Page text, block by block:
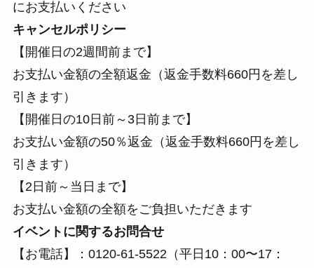
にお支払いください
キャンセルポリシー
【開催日の2週間前まで】
お支払い金額の全額返金（返金手数料660円を差し
引きます）
【開催日の10日前～3日前まで】
お支払い金額の50％返金（返金手数料660円を差し
引きます）
【2日前～当日まで】
お支払い金額の全額をご負担いただきます
イベントに関するお問合せ
【お電話】：0120-61-5522（平日10：00〜17：